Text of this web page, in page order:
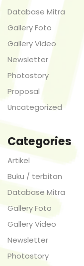
Database Mitra
Gallery Foto
Gallery Video
Newsletter
Photostory
Proposal
Uncategorized
Categories
Artikel
Buku / terbitan
Database Mitra
Gallery Foto
Gallery Video
Newsletter
Photostory